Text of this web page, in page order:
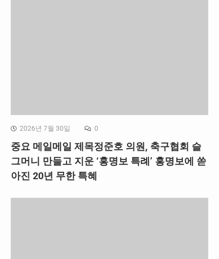
2026년 7월 30일 0
중요 메일메일 제목정준호 의원, 축구협회 슬
그머니 만들고 지운 ‘홍명보 특례’ 홍명보에 쏟
아진 20년 무한 특혜